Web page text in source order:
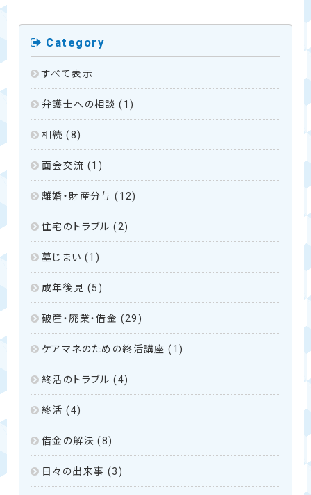
Category
すべて表示
弁護士への相談 (1)
相続 (8)
面会交流 (1)
離婚・財産分与 (12)
住宅のトラブル (2)
墓じまい (1)
成年後見 (5)
破産・廃業・借金 (29)
ケアマネのための終活講座 (1)
終活のトラブル (4)
終活 (4)
借金の解決 (8)
日々の出来事 (3)